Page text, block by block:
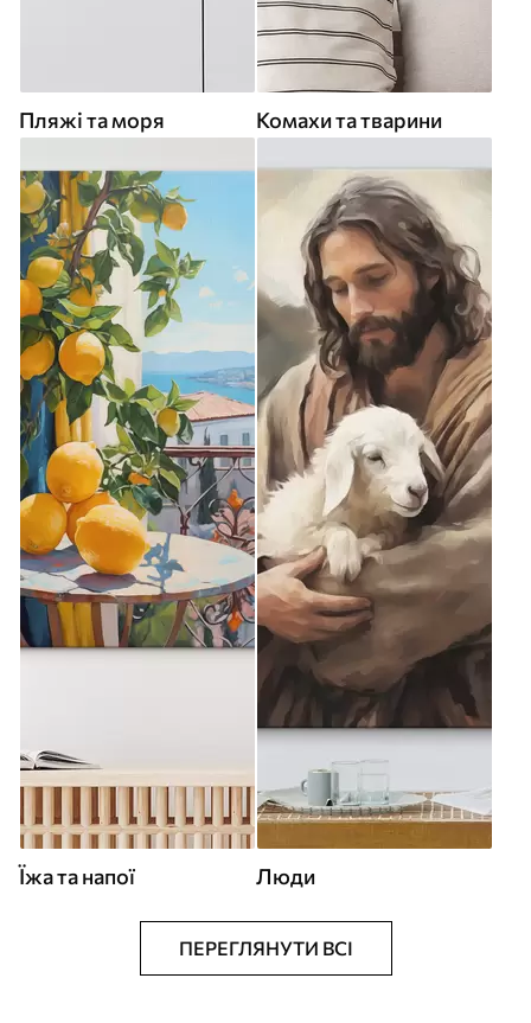
Пляжі та моря Комахи та тварини
Їжа та напої Люди
ПЕРЕГЛЯНУТИ ВСІ